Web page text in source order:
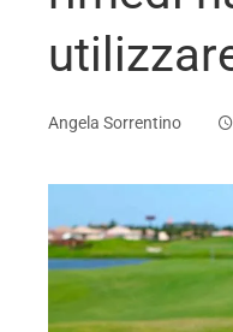
Angela Sorrentino